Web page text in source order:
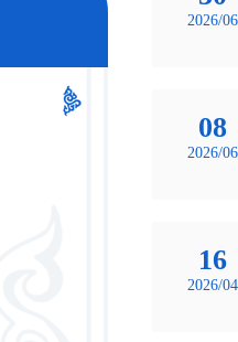
2026/06
08
2026/06
16
2026/04